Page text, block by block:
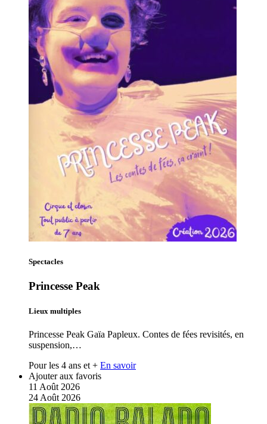
Spectacles
Princesse Peak
Lieux multiples
Princesse Peak Gaïa Papleux. Contes de fées revisités, en
suspension,…
Pour les 4 ans et + En savoir
Ajouter aux favoris
11 Août 2026
24 Août 2026